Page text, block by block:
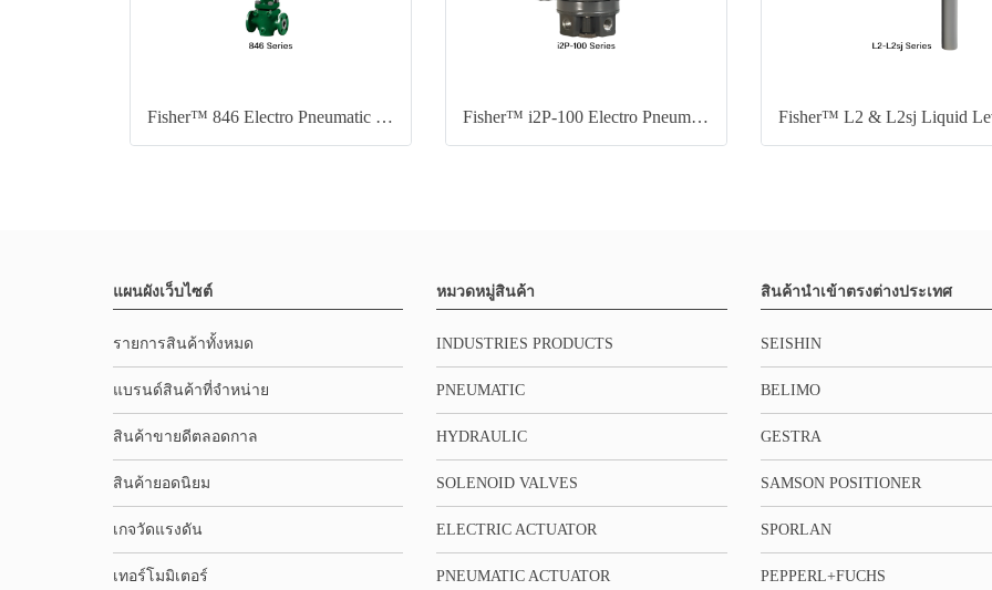
Fisher™ 846 Electro Pneumatic Transducer Fisher™ i2P-100 Electro Pneumatic Transducer
แผนผังเว็บไซต์
รายการสินค้าทั้งหมด
แบรนด์สินค้าที่จำหน่าย
สินค้าขายดีตลอดกาล
สินค้ายอดนิยม
เกจวัดแรงดัน
เทอร์โมมิเตอร์
หมวดหมู่สินค้า
INDUSTRIES PRODUCTS
PNEUMATIC
HYDRAULIC
SOLENOID VALVES
ELECTRIC ACTUATOR
PNEUMATIC ACTUATOR
สินค้านำเข้าตรงต่างประเทศ
SEISHIN
BELIMO
GESTRA
SAMSON POSITIONER
SPORLAN
PEPPERL+FUCHS